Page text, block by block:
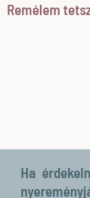
Remélem
Ha